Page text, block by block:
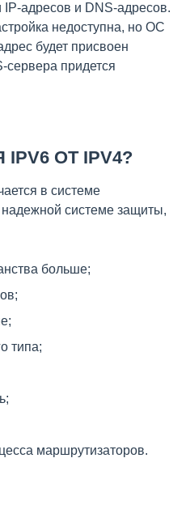
IP-адресов и DNS-адресов.
недоступна, но ОС
будет присвоен
сервера придется
ОТ IPV4?
в системе
системе защиты,
больше;
типа;
маршрутизаторов.